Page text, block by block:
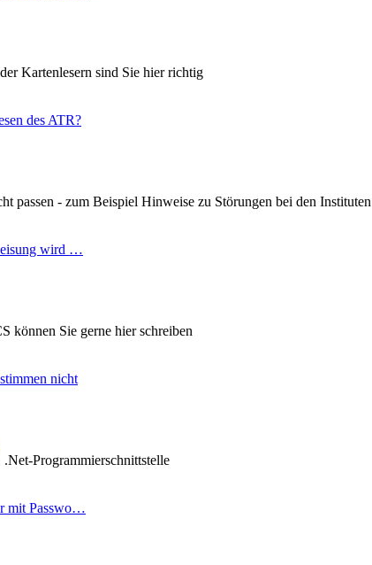
Kartenlesern sind Sie hier richtig
des ATR?
passen - zum Beispiel Hinweise zu Störungen bei den Instituten
wird …
können Sie gerne hier schreiben
nicht
Programmierschnittstelle
mit Passwo…